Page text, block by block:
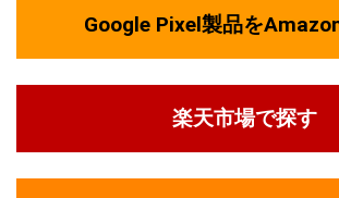
Google Pixel製品を
楽天市場で探す